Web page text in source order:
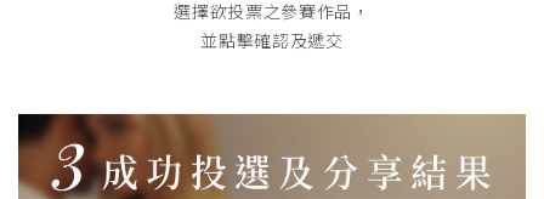
選擇欲投票之參賽作品，
並點擊確認及遞交